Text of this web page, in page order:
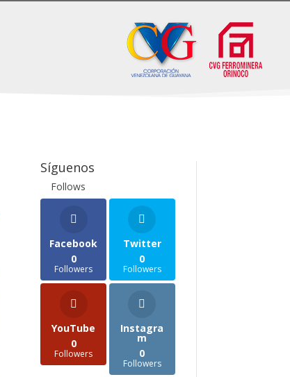
Síguenos
Follows
Facebook
0
Followers
Twitter
0
Followers
YouTube
0
Followers
Instagra
m
0
Followers